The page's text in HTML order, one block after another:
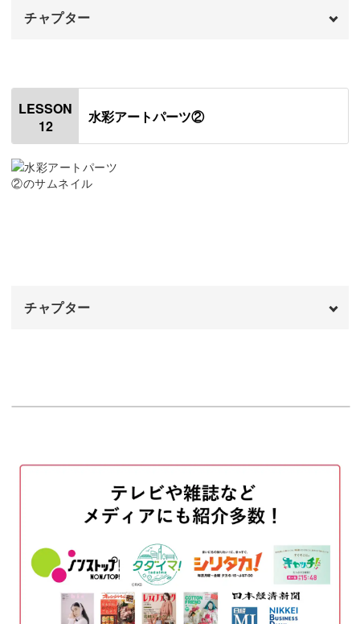
チャプター
はじめに
使用材料・道具
レジン液の開封方法
パーツを洗浄する 11:16
LESSON
12
水彩アートパーツ②
チャプター
ピアスの金具をつける
仕上げのコーティングをする
イヤリングの金具をつける 14:01
仕上げのコーティングをする